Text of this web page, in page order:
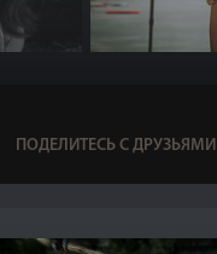
ПОДЕЛИТЕСЬ С ДРУЗЬЯМИ